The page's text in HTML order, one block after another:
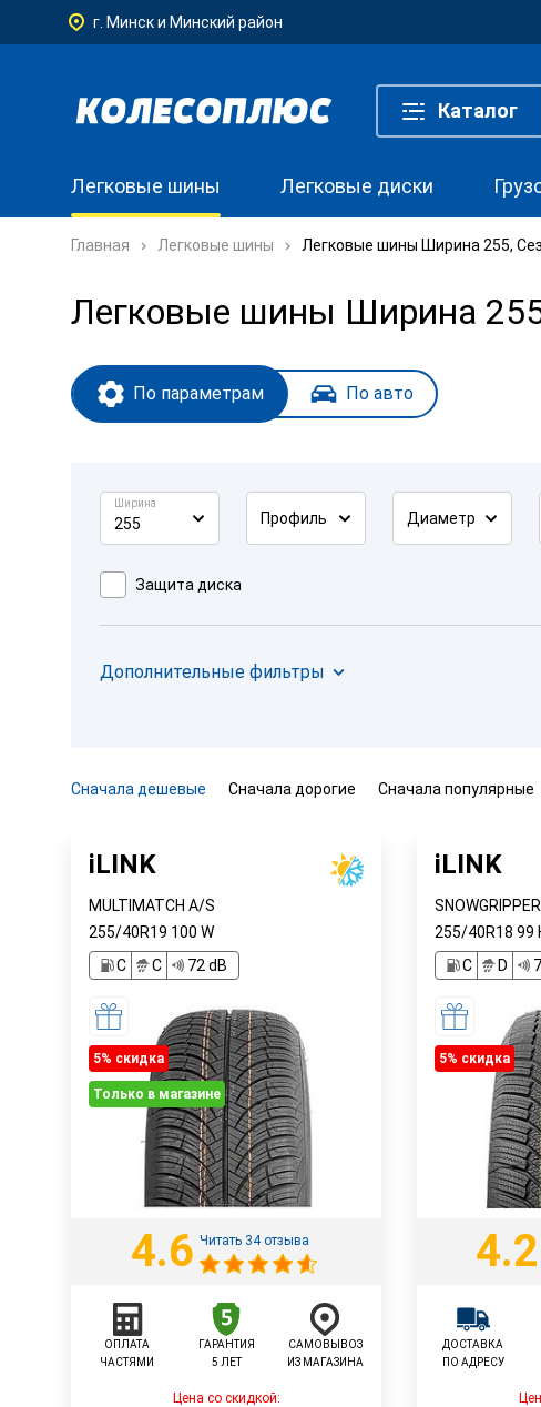
г. Минск и Минский район
Каталог
Легковые шины Легковые диски
Главная Легковые шины Легковые шины Ширина 255,
Легковые шины Ширина
По параметрам По авто
Ширина
255 Профиль Диаметр
Защита диска
Дополнительные фильтры
Сначала дешевые Сначала дорогие Сначала популярные
iLINK
MULTIMATCH A/S
255/40R19 100 W
C
C 72 dB
5% cкидка
Только в магазине
4.6 Читать 34 отзыва
ОПЛАТА
ЧАСТЯМИ
ГАРАНТИЯ
5 ЛЕТ
САМОВЫВОЗ
ИЗ МАГАЗИНА
Цена со скидкой:
iLINK
SNOWGRIPPER I
255/40R18 99
C
D
5% cкидка
4.2
ДОСТАВКА
ПО АДРЕСУ